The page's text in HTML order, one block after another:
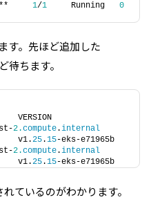
1/1
     Running
0
す。先ほど追加した
ちます。
VERSION
2.compute.internal
v1.
25.15-eks-e71965b
2.compute.internal
v1.
25.15-eks-e71965b
ているのがわかります。